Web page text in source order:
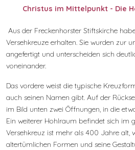
Christus im Mittelpunkt - Die
Aus der Freckenhorster Stiftskirche
Versehkreuze erhalten. Sie wurden zur
angefertigt und unterscheiden sich
voneinander.
Das vordere weist die typische
auch seinen Namen gibt. Auf der
im Bild unten zwei Öffnungen, in die
Ein weiterer Hohlraum befindet sich im
Versehkreuz ist mehr als 400 Jahre alt,
altertümlichen Formen und seine